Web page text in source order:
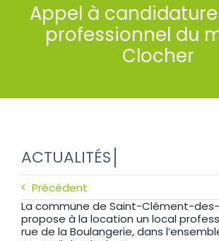
Appel à
professionnel du
Clocher
Précédent
La commune de Saint-Clément-
propose à la location un local
rue de la Boulangerie, dans